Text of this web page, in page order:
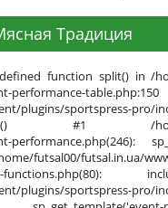
Традиция
function split() in /
event-performance-
plugins/sportspress-pro/
#1 /home/
performance.php(246):
www/wp-
core-functions.php(80):
plugins/sportspress-pro/